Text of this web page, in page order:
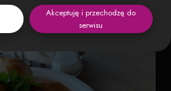
Akceptuję i przechodzę do
serwisu